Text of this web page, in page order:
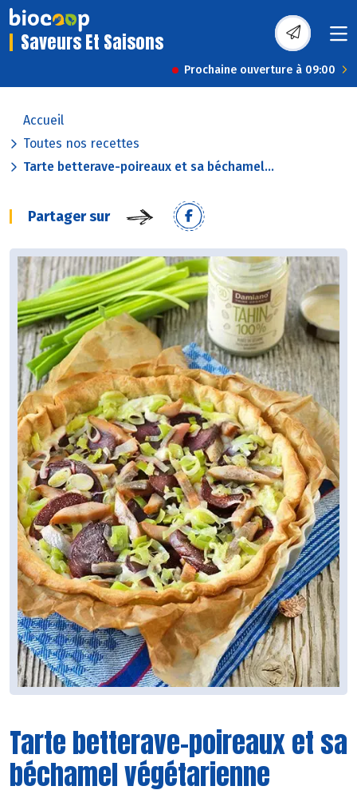
Saveurs Et Saisons
Prochaine ouverture à 09:00
Accueil
Toutes nos recettes
Tarte betterave-poireaux et sa béchamel...
Partager sur
Tarte betterave-poireaux et sa
béchamel végétarienne